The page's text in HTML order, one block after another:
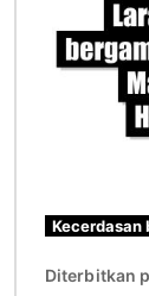
Kecerdasan
Diterbitkan